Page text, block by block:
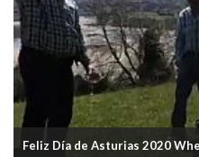
Feliz Día de Asturias 2020